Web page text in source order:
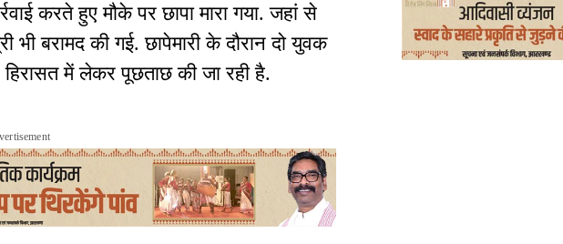
करते हुए मौके पर छापा मारा गया. जहां से
बरामद की गई. छापेमारी के दौरान दो युवक
में लेकर पूछताछ की जा रही है.